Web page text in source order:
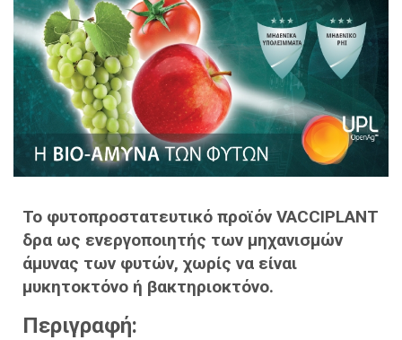
Το φυτοπροστατευτικό προϊόν VACCIPLANT
δρα ως ενεργοποιητής των μηχανισμών
άμυνας των φυτών, χωρίς να είναι
μυκητοκτόνο ή βακτηριοκτόνο.
Περιγραφή: